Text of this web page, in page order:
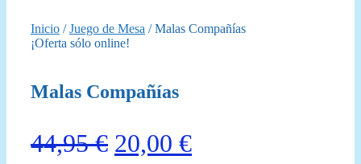
Inicio /Juego de Mesa / Malas Compañías
¡Oferta sólo online!
Malas Compañías
44,95€ El
20,00 €El